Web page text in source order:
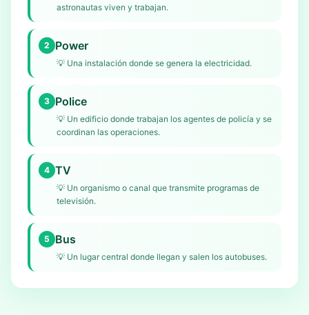
astronautas viven y trabajan.
2 Power
💡 Una instalación donde se genera la electricidad.
3 Police
💡 Un edificio donde trabajan los agentes de policía y se
coordinan las operaciones.
4 TV
💡 Un organismo o canal que transmite programas de
televisión.
5 Bus
💡 Un lugar central donde llegan y salen los autobuses.